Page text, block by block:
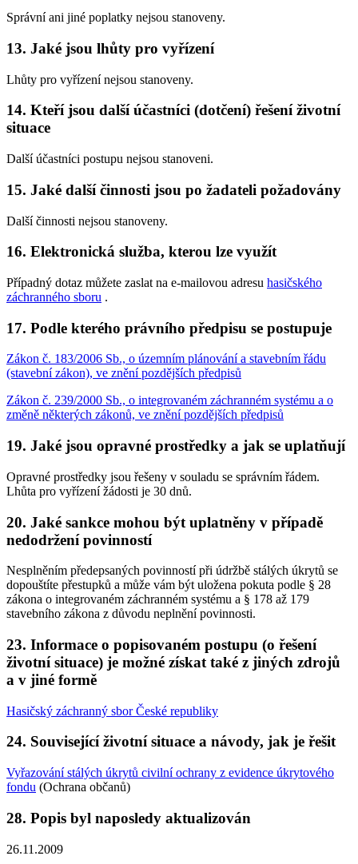
Správní ani jiné poplatky nejsou stanoveny.
13. Jaké jsou lhůty pro vyřízení
Lhůty pro vyřízení nejsou stanoveny.
14. Kteří jsou další účastníci (dotčení) řešení životní
situace
Další účastníci postupu nejsou stanoveni.
15. Jaké další činnosti jsou po žadateli požadovány
Další činnosti nejsou stanoveny.
16. Elektronická služba, kterou lze využít
Případný dotaz můžete zaslat na e-mailovou adresu hasičského
záchranného sboru .
17. Podle kterého právního předpisu se postupuje
Zákon č. 183/2006 Sb., o územním plánování a stavebním řádu
(stavební zákon), ve znění pozdějších předpisů
Zákon č. 239/2000 Sb., o integrovaném záchranném systému a o
změně některých zákonů, ve znění pozdějších předpisů
19. Jaké jsou opravné prostředky a jak se uplatňují
Opravné prostředky jsou řešeny v souladu se správním řádem.
Lhůta pro vyřízení žádosti je 30 dnů.
20. Jaké sankce mohou být uplatněny v případě
nedodržení povinností
Nesplněním předepsaných povinností při údržbě stálých úkrytů se
dopouštíte přestupků a může vám být uložena pokuta podle § 28
zákona o integrovaném záchranném systému a § 178 až 179
stavebního zákona z důvodu neplnění povinnosti.
23. Informace o popisovaném postupu (o řešení
životní situace) je možné získat také z jiných zdrojů
a v jiné formě
Hasičský záchranný sbor České republiky
24. Související životní situace a návody, jak je řešit
Vyřazování stálých úkrytů civilní ochrany z evidence úkrytového
fondu (Ochrana občanů)
28. Popis byl naposledy aktualizován
26.11.2009